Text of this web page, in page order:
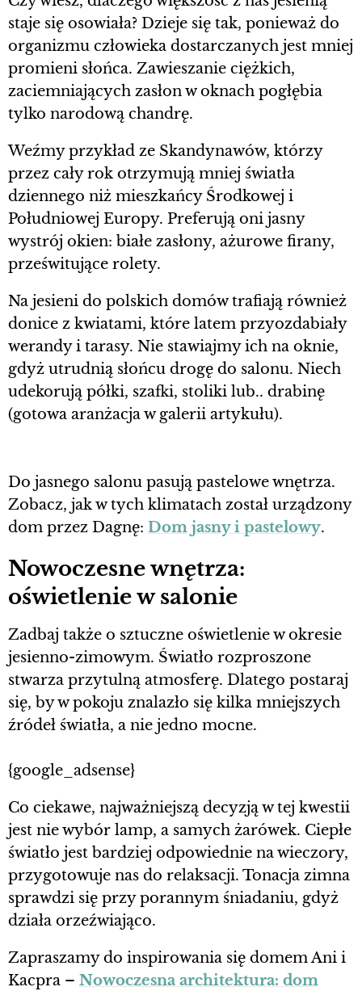
staje się osowiała? Dzieje się tak, ponieważ do
organizmu człowieka dostarczanych jest mniej
promieni słońca. Zawieszanie ciężkich,
zaciemniających zasłon w oknach pogłębia
tylko narodową chandrę.
Weźmy przykład ze Skandynawów, którzy
przez cały rok otrzymują mniej światła
dziennego niż mieszkańcy Środkowej i
Południowej Europy. Preferują oni jasny
wystrój okien: białe zasłony, ażurowe firany,
prześwitujące rolety.
Na jesieni do polskich domów trafiają również
donice z kwiatami, które latem przyozdabiały
werandy i tarasy. Nie stawiajmy ich na oknie,
gdyż utrudnią słońcu drogę do salonu. Niech
udekorują półki, szafki, stoliki lub.. drabinę
(gotowa aranżacja w galerii artykułu).
Do jasnego salonu pasują pastelowe wnętrza.
Zobacz, jak w tych klimatach został urządzony
dom przez Dagnę: Dom jasny i pastelowy.
Nowoczesne wnętrza:
oświetlenie w salonie
Zadbaj także o sztuczne oświetlenie w okresie
jesienno-zimowym. Światło rozproszone
stwarza przytulną atmosferę. Dlatego postaraj
się, by w pokoju znalazło się kilka mniejszych
źródeł światła, a nie jedno mocne.
{google_adsense}
Co ciekawe, najważniejszą decyzją w tej kwestii
jest nie wybór lamp, a samych żarówek. Ciepłe
światło jest bardziej odpowiednie na wieczory,
przygotowuje nas do relaksacji. Tonacja zimna
sprawdzi się przy porannym śniadaniu, gdyż
działa orzeźwiająco.
Zapraszamy do inspirowania się domem Ani i
Kacpra – Nowoczesna architektura: dom